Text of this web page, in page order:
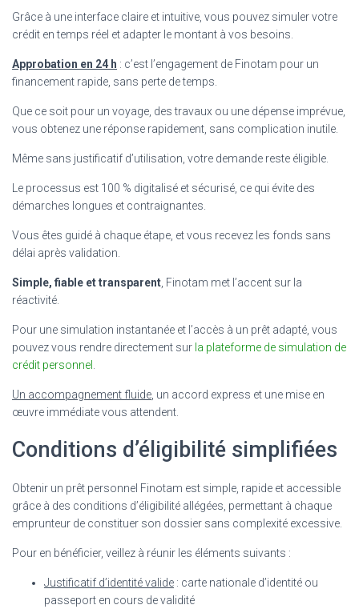
Grâce à une interface claire et intuitive, vous pouvez simuler votre
crédit en temps réel et adapter le montant à vos besoins.
Approbation en 24 h : c’est l’engagement de Finotam pour un
financement rapide, sans perte de temps.
Que ce soit pour un voyage, des travaux ou une dépense imprévue,
vous obtenez une réponse rapidement, sans complication inutile.
Même sans justificatif d’utilisation, votre demande reste éligible.
Le processus est 100 % digitalisé et sécurisé, ce qui évite des
démarches longues et contraignantes.
Vous êtes guidé à chaque étape, et vous recevez les fonds sans
délai après validation.
Simple, fiable et transparent , Finotam met l’accent sur la
réactivité.
Pour une simulation instantanée et l’accès à un prêt adapté, vous
pouvez vous rendre directement sur la plateforme de simulation de
crédit personnel
Un accompagnement fluide , un accord express et une mise en
œuvre immédiate vous attendent.
Conditions d’éligibilité simplifiées
Obtenir un prêt personnel Finotam est simple, rapide et accessible
grâce à des conditions d’éligibilité allégées, permettant à chaque
emprunteur de constituer son dossier sans complexité excessive.
Pour en bénéficier, veillez à réunir les éléments suivants :
Justificatif d’identité valide : carte nationale d’identité ou
passeport en cours de validité